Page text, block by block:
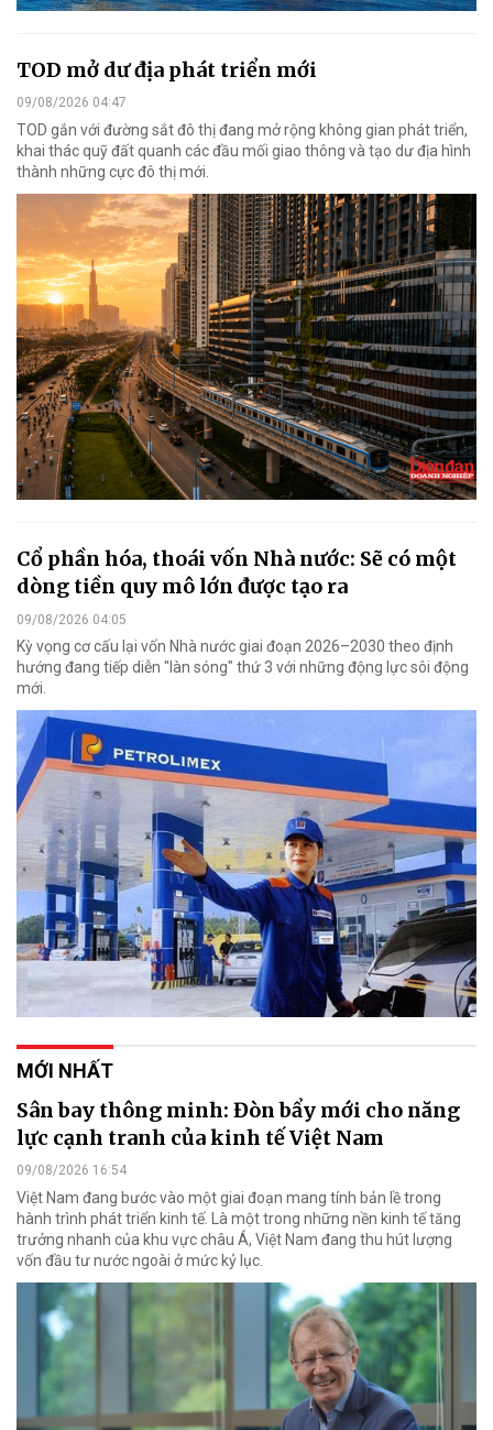
TOD mở dư địa phát triển mới
09/08/2026 04:47
TOD gắn với đường sắt đô thị đang mở rộng không gian phát triển,
khai thác quỹ đất quanh các đầu mối giao thông và tạo dư địa hình
thành những cực đô thị mới.
Cổ phần hóa, thoái vốn Nhà nước: Sẽ có một
dòng tiền quy mô lớn được tạo ra
09/08/2026 04:05
Kỳ vọng cơ cấu lại vốn Nhà nước giai đoạn 2026–2030 theo định
hướng đang tiếp diễn "làn sóng" thứ 3 với những động lực sôi động
mới.
MỚI NHẤT
Sân bay thông minh: Đòn bẩy mới cho năng
lực cạnh tranh của kinh tế Việt Nam
09/08/2026 16:54
Việt Nam đang bước vào một giai đoạn mang tính bản lề trong
hành trình phát triển kinh tế. Là một trong những nền kinh tế tăng
trưởng nhanh của khu vực châu Á, Việt Nam đang thu hút lượng
vốn đầu tư nước ngoài ở mức kỷ lục.